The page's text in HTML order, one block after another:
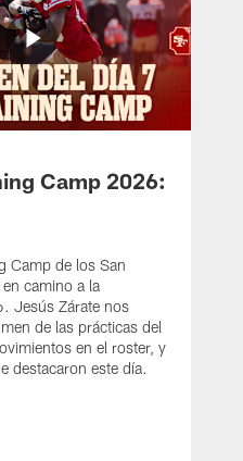
Camp 2026:
Camp de los San
camino a la
Jesús Zárate nos
de las prácticas del
en el roster, y
destacaron este día.